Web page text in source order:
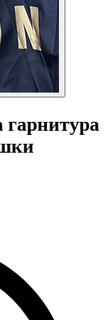
гарнитура